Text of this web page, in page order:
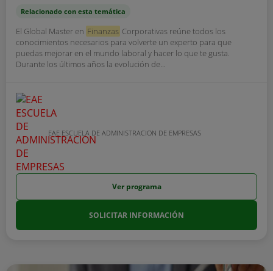
Relacionado con esta temática
El Global Master en Finanzas Corporativas reúne todos los
conocimientos necesarios para volverte un experto para que
puedas mejorar en el mundo laboral y hacer lo que te gusta.
Durante los últimos años la evolución de...
EAE ESCUELA DE ADMINISTRACION DE EMPRESAS
Ver programa
SOLICITAR INFORMACIÓN